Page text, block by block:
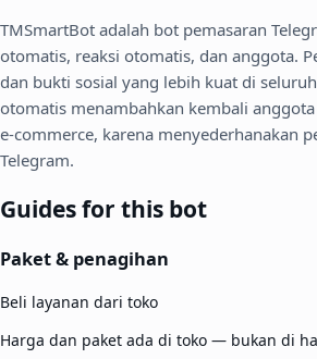
TMSmartBot adalah bot pemasaran
otomatis, reaksi otomatis, dan anggota.
dan bukti sosial yang lebih kuat di
otomatis menambahkan kembali
e-commerce, karena menyederhanakan
Telegram.
Guides for this bot
Paket & penagihan
Beli layanan dari toko
Harga dan paket ada di toko — bukan di